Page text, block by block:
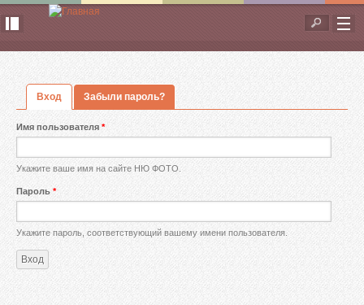
Перейти к основному содержанию
Форма
поиска
Главные вкладки
Вход (активная вкладка)
Забыли пароль?
Имя пользователя *
Укажите ваше имя на сайте НЮ ФОТО.
Пароль *
Укажите пароль, соответствующий вашему имени пользователя.